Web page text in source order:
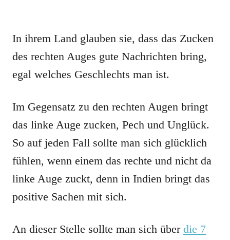
In ihrem Land glauben sie, dass das Zucken
des rechten Auges gute Nachrichten bring,
egal welches Geschlechts man ist.
Im Gegensatz zu den rechten Augen bringt
das linke Auge zucken, Pech und Unglück.
So auf jeden Fall sollte man sich glücklich
fühlen, wenn einem das rechte und nicht da
linke Auge zuckt, denn in Indien bringt das
positive Sachen mit sich.
An dieser Stelle sollte man sich über die 7